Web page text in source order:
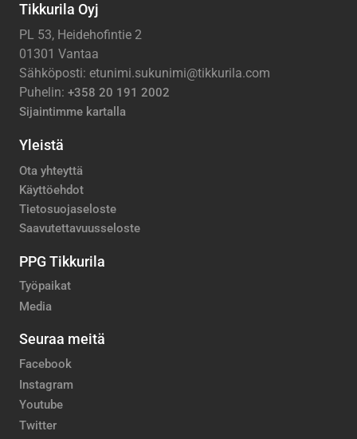
Tikkurila Oyj
PL 53, Heidehofintie 2
01301 Vantaa
Sähköposti: etunimi.sukunimi@tikkurila.com
Puhelin: +358 20 191 2002
Sijaintimme kartalla
Yleistä
Ota yhteyttä
Käyttöehdot
Tietosuojaseloste
Saavutettavuusseloste
PPG Tikkurila
Työpaikat
Media
Seuraa meitä
Facebook
Instagram
Youtube
Twitter